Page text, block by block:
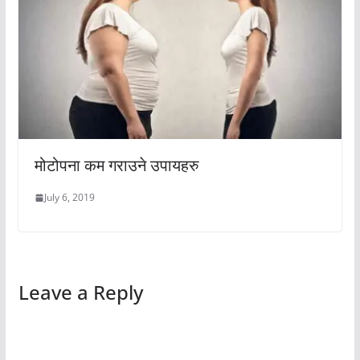
मोटोपना कम गराउने उपायहरु
July 6, 2019
Leave a Reply